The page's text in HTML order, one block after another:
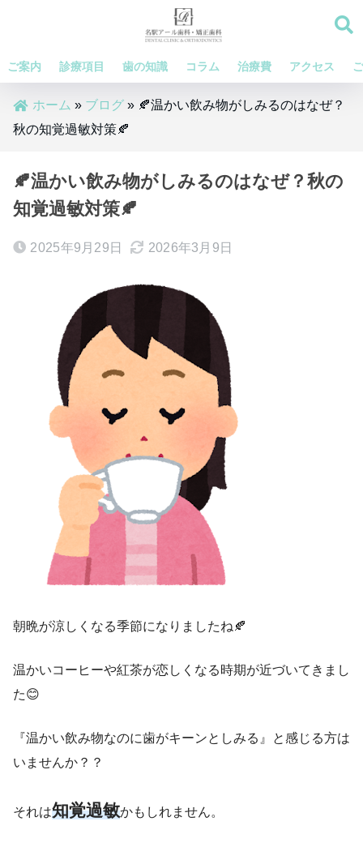
ご案内 診療項目 歯の知識 コラム 治療費 アクセス
ホーム » ブログ » 🍂温かい飲み物がしみるのはなぜ？
秋の知覚過敏対策🍂
🍂温かい飲み物がしみるのはなぜ？秋の
知覚過敏対策🍂
2025年9月29日 2026年3月9日
朝晩が涼しくなる季節になりましたね🍂
温かいコーヒーや紅茶が恋しくなる時期が近づいてきまし
た😊
『温かい飲み物なのに歯がキーンとしみる』と感じる方は
いませんか？？
それは知覚過敏かもしれません。